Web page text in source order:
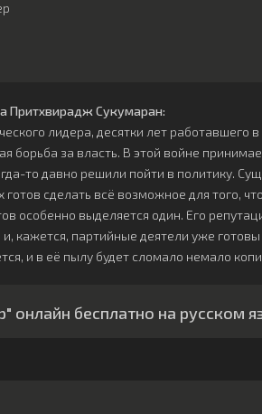
Притхвирадж Сукумаран:
лидера, десятки лет работавшего
борьба за власть. В этой войне
то давно решили пойти в политику.
сделать всё возможное для того,
особенно выделяется один. Его
кажется, партийные деятели уже
и в её пылу будет сломало немало
онлайн бесплатно на русском